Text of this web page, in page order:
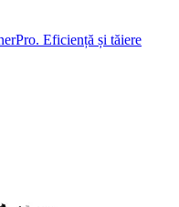
Eficiență și tăiere